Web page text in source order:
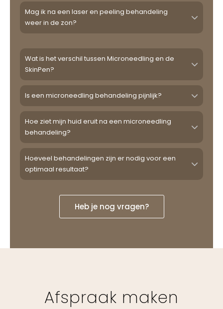
Mag ik na een laser en peeling behandeling
weer in de zon?
Wat is het verschil tussen Microneedling en de
SkinPen?
Is een microneedling behandeling pijnlijk?
Hoe ziet mijn huid eruit na een microneedling
behandeling?
Hoeveel behandelingen zijn er nodig voor een
optimaal resultaat?
Heb je nog vragen?
Afspraak maken